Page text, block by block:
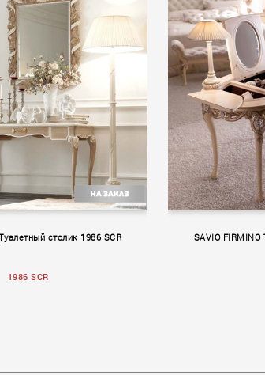
столик 1986 SCR
1986 SCR
SAVIO